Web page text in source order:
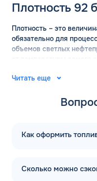
Плотность 92
Плотность – это
обязательно для
объемов светлых
плотности бензина
в сторону уменьшения
43,6 МДж/кг с
Читать еще
Как оформить
Сколько можно